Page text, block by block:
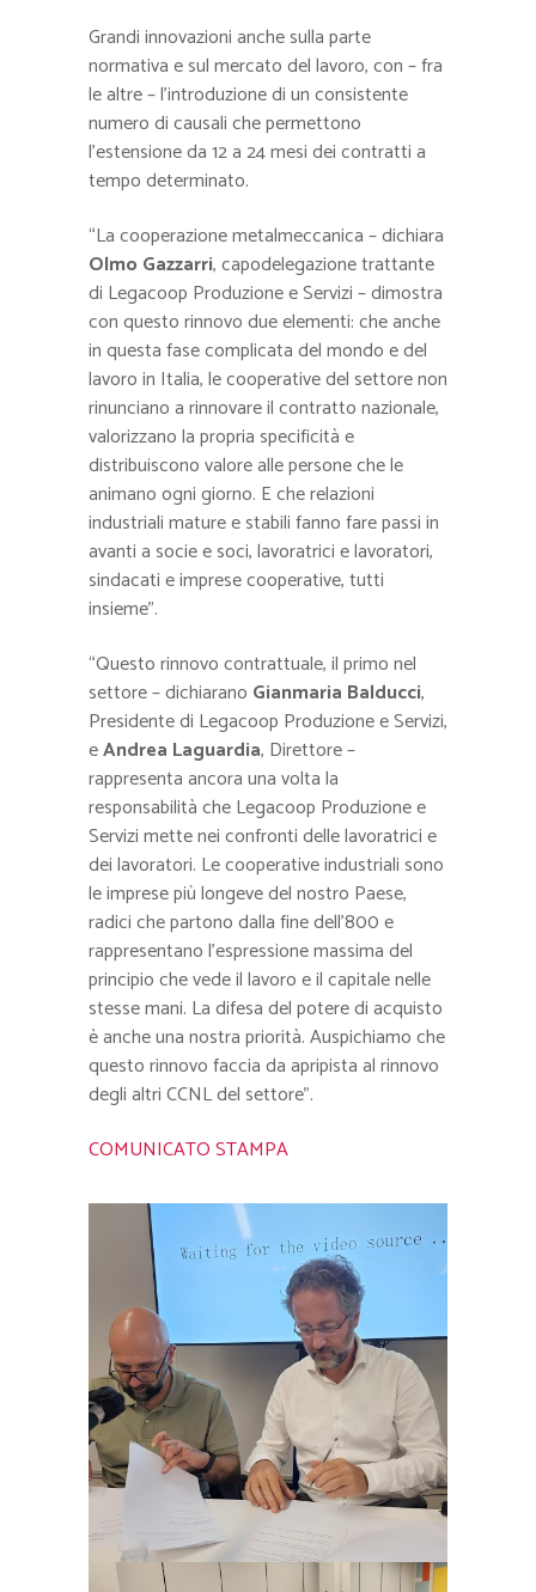
Grandi innovazioni anche sulla parte
normativa e sul mercato del lavoro, con – fra
le altre – l’introduzione di un consistente
numero di causali che permettono
l’estensione da 12 a 24 mesi dei contratti a
tempo determinato.
“La cooperazione metalmeccanica – dichiara
Olmo Gazzarri, capodelegazione trattante
di Legacoop Produzione e Servizi – dimostra
con questo rinnovo due elementi: che anche
in questa fase complicata del mondo e del
lavoro in Italia, le cooperative del settore non
rinunciano a rinnovare il contratto nazionale,
valorizzano la propria specificità e
distribuiscono valore alle persone che le
animano ogni giorno. E che relazioni
industriali mature e stabili fanno fare passi in
avanti a socie e soci, lavoratrici e lavoratori,
sindacati e imprese cooperative, tutti
insieme”.
“Questo rinnovo contrattuale, il primo nel
settore – dichiarano Gianmaria Balducci,
Presidente di Legacoop Produzione e Servizi,
eAndrea Laguardia, Direttore –
rappresenta ancora una volta la
responsabilità che Legacoop Produzione e
Servizi mette nei confronti delle lavoratrici e
dei lavoratori. Le cooperative industriali sono
le imprese più longeve del nostro Paese,
radici che partono dalla fine dell’800 e
rappresentano l’espressione massima del
principio che vede il lavoro e il capitale nelle
stesse mani. La difesa del potere di acquisto
è anche una nostra priorità. Auspichiamo che
questo rinnovo faccia da apripista al rinnovo
degli altri CCNL del settore”.
COMUNICATO STAMPA